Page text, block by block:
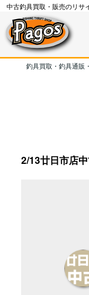
中古釣具買取・販売のリサ
釣具買取・釣具通販
2/13廿日市店